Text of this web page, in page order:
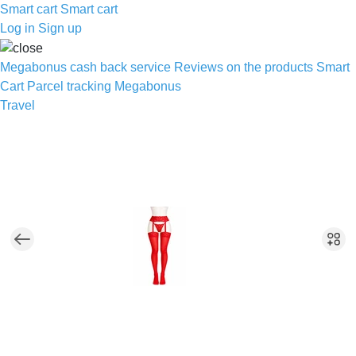
Smart cart Smart cart
Log in Sign up
Megabonus cash back service Reviews on the products Smart
Cart Parcel tracking Megabonus
Travel